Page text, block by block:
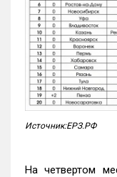
Источник:ЕРЗ.РФ
На четвертом